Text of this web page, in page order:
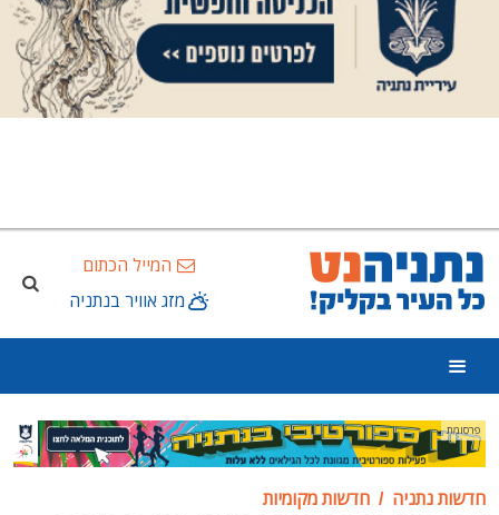
המייל הכתום
מזג אוויר בנתניה
פרסומת
חדשות נתניה חדשות מקומיות